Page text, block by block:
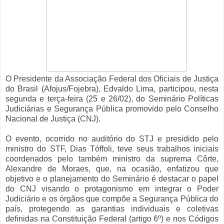
O Presidente da Associação Federal dos Oficiais de Justiça
do Brasil (Afojus/Fojebra), Edvaldo Lima, participou, nesta
segunda e terça-feira (25 e 26/02), do Seminário Políticas
Judiciárias e Segurança Pública promovido pelo Conselho
Nacional de Justiça (CNJ).
O evento, ocorrido no auditório do STJ e presidido pelo
ministro do STF, Dias Tóffoli, teve seus trabalhos iniciais
coordenados pelo também ministro da suprema Côrte,
Alexandre de Moraes, que, na ocasião, enfatizou que
objetivo e o planejamento do Seminário é destacar o papel
do CNJ visando o protagonismo em integrar o Poder
Judiciário e os órgãos que compõe a Segurança Pública do
país, protegendo as garantias individuais e coletivas
definidas na Constituição Federal (artigo 6º) e nos Códigos